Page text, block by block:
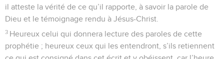
il atteste la vérité de ce qu’il rapporte, à savoir la parole de
Dieu et le témoignage rendu à Jésus-Christ.
3 Heureux celui qui donnera lecture des paroles de cette
prophétie ; heureux ceux qui les entendront, s’ils retiennent